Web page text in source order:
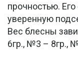
прочностью.
уверенную
Вес блесны
6гр., №3 – 8гр.,